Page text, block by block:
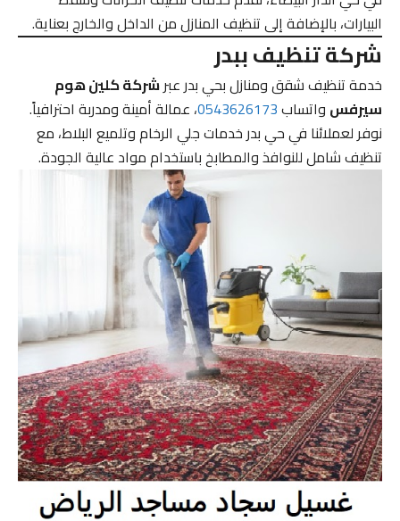
البيارات، بالإضافة إلى تنظيف المنازل من الداخل والخارج بعناية.
شركة تنظيف ببدر
خدمة تنظيف شقق ومنازل بحي بدر عبرشركة كلين هوم
سيرفسواتساب0543626173، عمالة أمينة ومدربة احترافياً.
نوفر لعملائنا في حي بدر خدمات جلي الرخام وتلميع البلاط، مع
تنظيف شامل للنوافذ والمطابخ باستخدام مواد عالية الجودة.